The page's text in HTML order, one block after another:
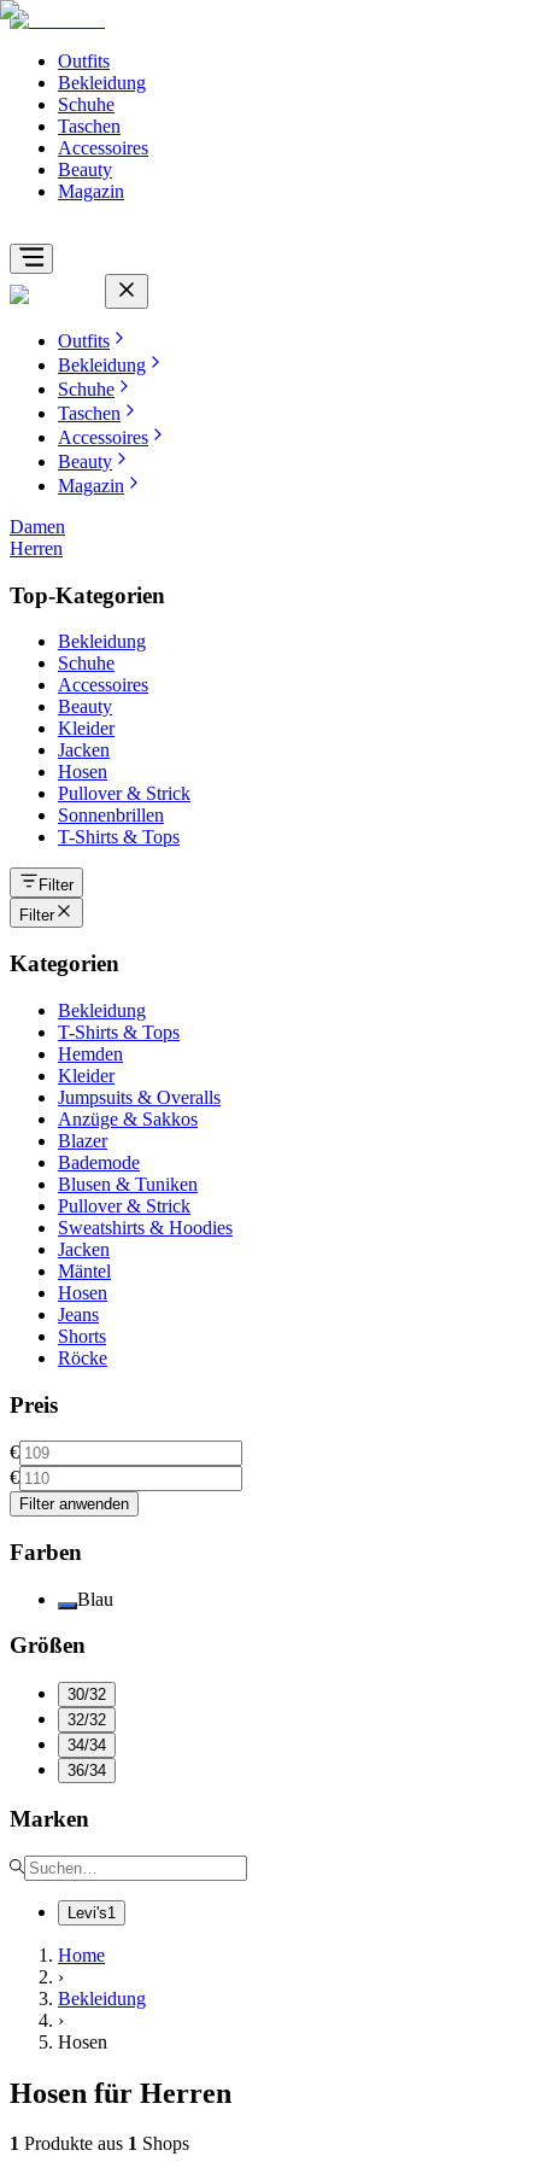
Outfits
Bekleidung
Schuhe
Taschen
Accessoires
Beauty
Magazin
Outfits
Bekleidung
Schuhe
Taschen
Accessoires
Beauty
Magazin
Damen
Herren
Top-Kategorien
Bekleidung
Schuhe
Accessoires
Beauty
Kleider
Jacken
Hosen
Pullover & Strick
Sonnenbrillen
T-Shirts & Tops
Filter
Filter
Kategorien
Bekleidung
T-Shirts & Tops
Hemden
Kleider
Jumpsuits & Overalls
Anzüge & Sakkos
Blazer
Bademode
Blusen & Tuniken
Pullover & Strick
Sweatshirts & Hoodies
Jacken
Mäntel
Hosen
Jeans
Shorts
Röcke
Preis
€
€
Filter anwenden
Farben
Blau
Größen
30/32
32/32
34/34
36/34
Marken
Levi's1
Home
›
Bekleidung
›
Hosen
Hosen für Herren
1 Produkte aus 1 Shops